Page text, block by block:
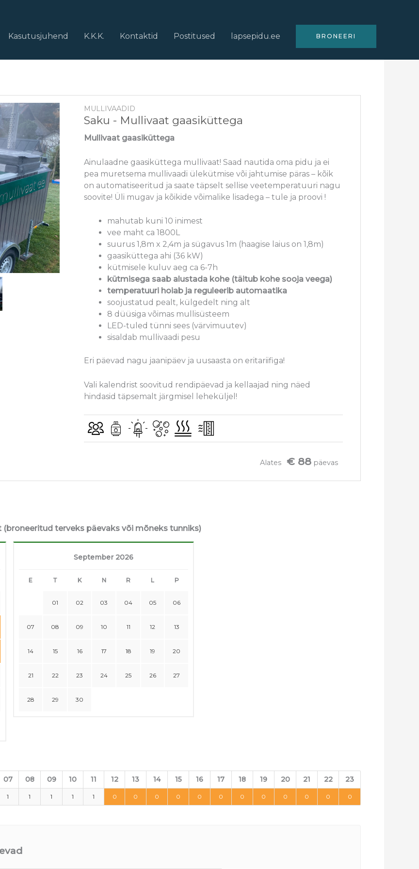
Kasutusjuhend K.K.K. Kontaktid Postitused lapsepidu.ee BRONEERI
MULLIVAADID
Saku - Mullivaat gaasiküttega
Mullivaat gaasiküttega
Ainulaadne gaasiküttega mullivaat! Saad nautida oma pidu ja ei
pea muretsema mullivaadi ülekütmise või jahtumise päras – kõik
on automatiseeritud ja saate täpselt sellise veetemperatuuri nagu
soovite! Üli mugav ja kõikide võimalike lisadega – tule ja proovi !
mahutab kuni 10 inimest
vee maht ca 1800L
suurus 1,8m x 2,4m ja sügavus 1m (haagise laius on 1,8m)
gaasiküttega ahi (36 kW)
kütmisele kuluv aeg ca 6-7h
kütmisega saab alustada kohe (täitub kohe sooja veega)
temperatuuri hoiab ja reguleerib automaatika
soojustatud pealt, külgedelt ning alt
8 düüsiga võimas mullisüsteem
LED-tuled tünni sees (värvimuutev)
sisaldab mullivaadi pesu
Eri päevad nagu jaanipäev ja uusaasta on eritariifiga!
Vali kalendrist soovitud rendipäevad ja kellaajad ning näed
hindasid täpsemalt järgmisel leheküljel!
Alates € 88 päevas
(broneeritud terveks päevaks või mõneks tunniks)
September 2026
E T K N R L P
01 02 03 04 05 06
07 08 09 10 11 12 13
14 15 16 17 18 19 20
21 22 23 24 25 26 27
28 29 30
07 08 09 10 11 12 13 14 15 16 17 18 19 20 21 22 23
1 1 1 1 1 0 0 0 0 0 0 0 0 0 0 0 0